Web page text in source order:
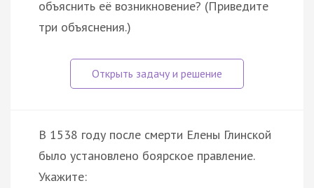
объяснить её возникновение? (Приведите
три объяснения.)
В 1538 году после смерти Елены Глинской
было установлено боярское правление.
Укажите: